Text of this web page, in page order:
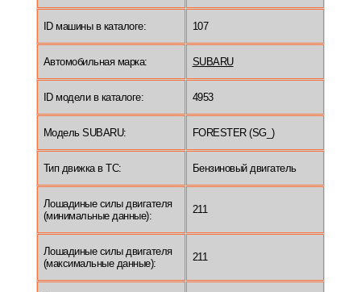
ID машины в каталоге: 107
Автомобильная марка: SUBARU
ID модели в каталоге: 4953
Модель SUBARU: FORESTER (SG_)
Тип движка в ТС: Бензиновый двигатель
Лошадиные силы двигателя
(минимальные данные):
211
Лошадиные силы двигателя
(максимальные данные):
211